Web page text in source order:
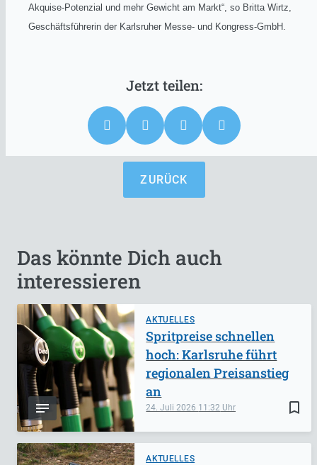
Akquise-Potenzial und mehr Gewicht am Markt“, so Britta Wirtz,
Geschäftsführerin der Karlsruher Messe- und Kongress-GmbH.
ZURÜCK
Das könnte Dich auch
interessieren
AKTUELLES
bookmark_border
24. Juli 2026 11:32
Spritpreise schnellen
hoch: Karlsruhe führt
regionalen Preisanstieg
an
AKTUELLES